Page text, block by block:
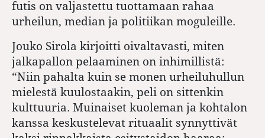
futis on valjastettu tuottamaan rahaa
urheilun, median ja politiikan moguleille.
Jouko Sirola kirjoitti oivaltavasti, miten
jalkapallon pelaaminen on inhimillistä:
“Niin pahalta kuin se monen urheiluhullun
mielestä kuulostaakin, peli on sittenkin
kulttuuria. Muinaiset kuoleman ja kohtalon
kanssa keskustelevat rituaalit synnyttivät